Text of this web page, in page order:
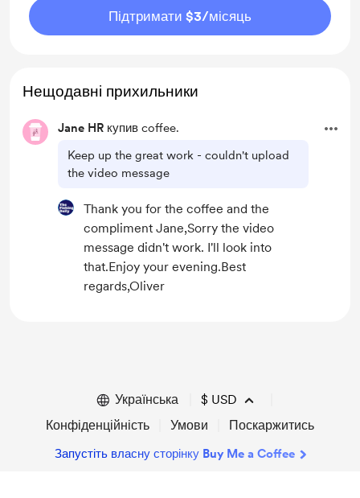
Підтримати $3/місяць
Нещодавні прихильники
Jane HR купив coffee.
Keep up the great work - couldn't upload
the video message
Thank you for the coffee and the
compliment Jane,Sorry the video
message didn't work. I'll look into
that.Enjoy your evening.Best
regards,Oliver
Українська $ USD
Конфіденційність
Умови Поскаржитись
Запустіть власну сторінку Buy Me a Coffee